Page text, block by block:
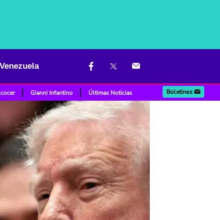
Gianni Infantino Últimas Noticias Boletines